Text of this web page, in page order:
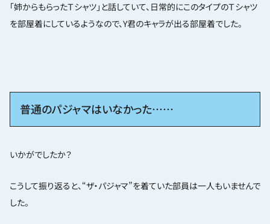
「姉からもらったＴシャツ」と話していて、日常的にこのタイプのＴシャツ
を部屋着にしているようなので、Y君のキャラが出る部屋着でした。
普通のパジャマはいなかった……
いかがでしたか？
こうして振り返ると、“ザ・パジャマ”を着ていた部員は一人もいませんで
した。